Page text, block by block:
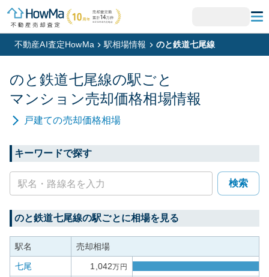
不動産AI査定HowMa 駅相場情報 のと鉄道七尾線
のと鉄道七尾線の駅ごと
マンション売却価格相場情報
戸建ての売却価格相場
キーワードで探す
検索
のと鉄道七尾線の駅ごとに相場を見る
駅名 売却相場
七尾 1,042万円